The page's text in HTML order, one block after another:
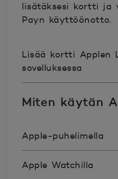
lisätäksesi kortti ja
Payn käyttöönotto.
Lisää kortti Applen
sovelluksessa
Miten käytän
Apple-puhelimella
Apple Watchilla